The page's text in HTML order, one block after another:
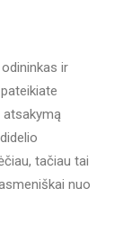
ir
atsakymą
tačiau tai
nuo